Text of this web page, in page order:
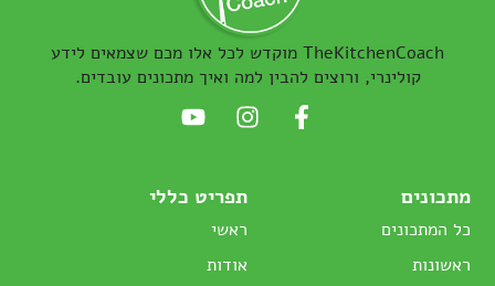
TheKitchenCoach מוקדש לכל אלו מכם שצמאים לידע
קולינרי, ורוצים להבין למה ואיך מתכונים עובדים.
מתכונים
כל המתכונים
ראשונות
תפריט כללי
ראשי
אודות